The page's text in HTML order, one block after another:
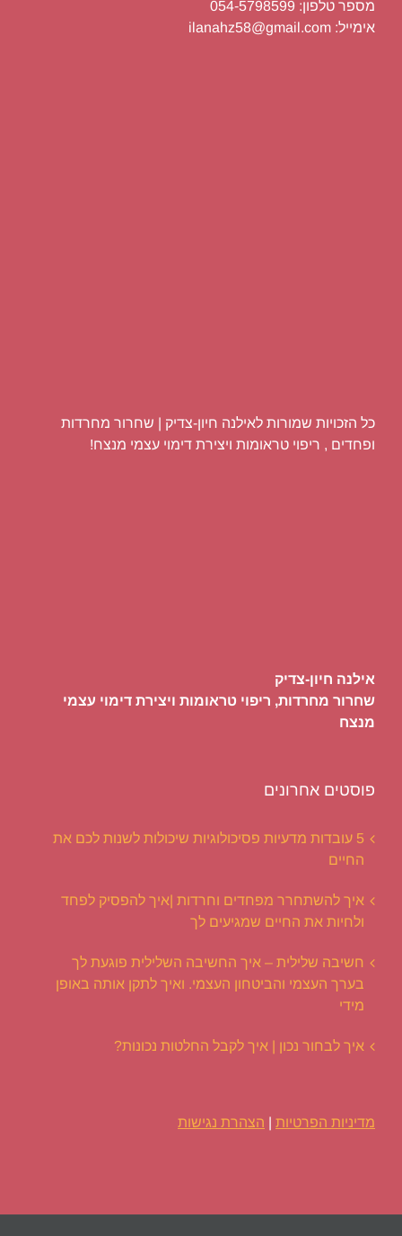
מספר טלפון: 054-5798599
אימייל: ilanahz58@gmail.com
כל הזכויות שמורות לאילנה חיון-צדיק | שחרור מחרדות
ופחדים , ריפוי טראומות ויצירת דימוי עצמי מנצח!
אילנה חיון-צדיק
שחרור מחרדות, ריפוי טראומות ויצירת דימוי עצמי
מנצח
פוסטים אחרונים
5 עובדות מדעיות פסיכולוגיות שיכולות לשנות לכם את
החיים
איך להשתחרר מפחדים וחרדות |איך להפסיק לפחד
ולחיות את החיים שמגיעים לך
חשיבה שלילית – איך החשיבה השלילית פוגעת לך
בערך העצמי והביטחון העצמי. ואיך לתקן אותה באופן
מידי
איך לבחור נכון | איך לקבל החלטות נכונות?
מדיניות הפרטיות | הצהרת נגישות